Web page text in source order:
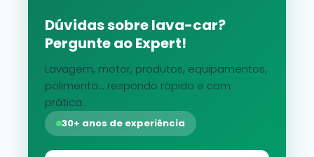
Dúvidas sobre lava-car?
Pergunte ao Expert!
Lavagem, motor, produtos, equipamentos,
polimento... respondo rápido e com
prática.
30+ anos de experiência